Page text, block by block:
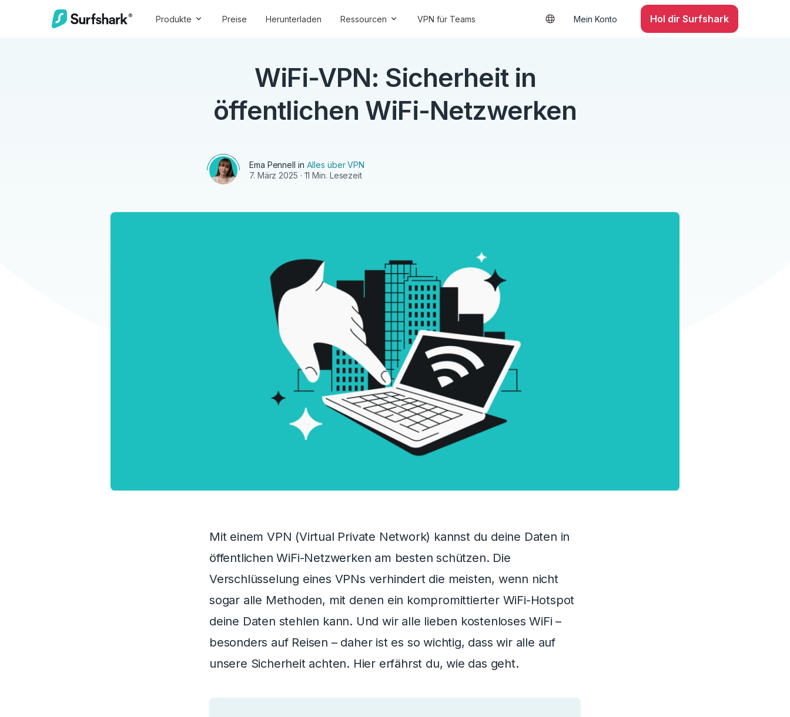
Produkte Preise Herunterladen Ressourcen VPN für Teams Mein Konto Hol dir Surfshark
WiFi-VPN: Sicherheit in
öffentlichen WiFi-Netzwerken
Ema Pennell in Alles über VPN
7. März 2025 · 11 Min. Lesezeit
Mit einem VPN (Virtual Private Network) kannst du deine Daten in
öffentlichen WiFi-Netzwerken am besten schützen. Die
Verschlüsselung eines VPNs verhindert die meisten, wenn nicht
sogar alle Methoden, mit denen ein kompromittierter WiFi-Hotspot
deine Daten stehlen kann. Und wir alle lieben kostenloses WiFi –
besonders auf Reisen – daher ist es so wichtig, dass wir alle auf
unsere Sicherheit achten. Hier erfährst du, wie das geht.